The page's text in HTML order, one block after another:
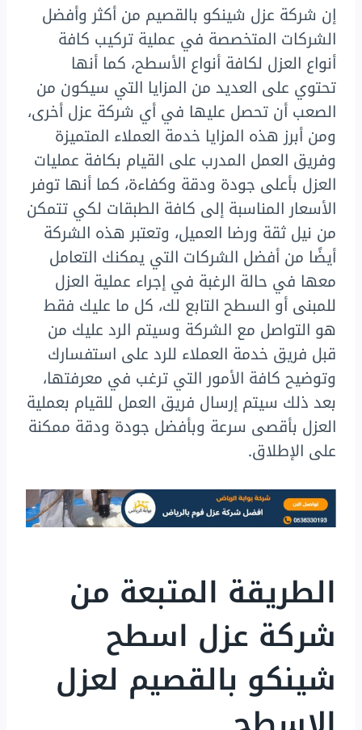
إن شركة عزل شينكو بالقصيم من أكثر وأفضل
الشركات المتخصصة في عملية تركيب كافة
أنواع العزل لكافة أنواع الأسطح، كما أنها
تحتوي على العديد من المزايا التي سيكون من
الصعب أن تحصل عليها في أي شركة عزل أخرى،
ومن أبرز هذه المزايا خدمة العملاء المتميزة
وفريق العمل المدرب على القيام بكافة عمليات
العزل بأعلى جودة ودقة وكفاءة، كما أنها توفر
الأسعار المناسبة إلى كافة الطبقات لكي تتمكن
من نيل ثقة ورضا العميل، وتعتبر هذه الشركة
أيضًا من أفضل الشركات التي يمكنك التعامل
معها في حالة الرغبة في إجراء عملية العزل
للمبنى أو السطح التابع لك، كل ما عليك فقط
هو التواصل مع الشركة وسيتم الرد عليك من
قبل فريق خدمة العملاء للرد على استفسارك
وتوضيح كافة الأمور التي ترغب في معرفتها،
بعد ذلك سيتم إرسال فريق العمل للقيام بعملية
العزل بأقصى سرعة وبأفضل جودة ودقة ممكنة
على الإطلاق.
الطريقة المتبعة من
شركة عزل اسطح
شينكو بالقصيم لعزل